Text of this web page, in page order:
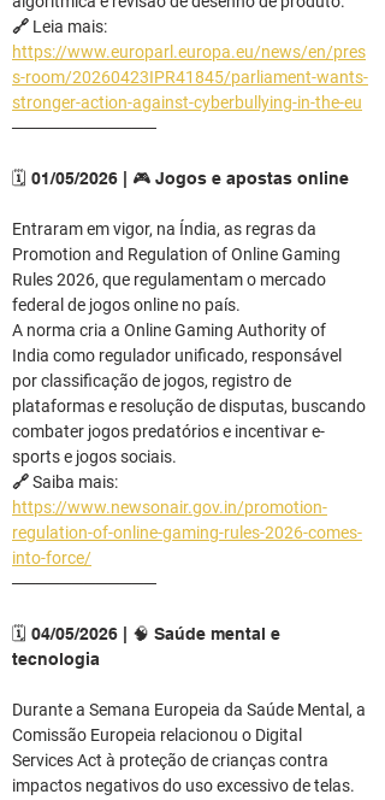
🔗 Leia mais:
https://www.europarl.europa.eu/news/en/pres
s-room/20260423IPR41845/parliament-wants-
stronger-action-against-cyberbullying-in-the-eu
────────────
🗓️ 01/05/2026 | 🎮 Jogos e apostas online
Entraram em vigor, na Índia, as regras da
Promotion and Regulation of Online Gaming
Rules 2026, que regulamentam o mercado
federal de jogos online no país.
A norma cria a Online Gaming Authority of
India como regulador unificado, responsável
por classificação de jogos, registro de
plataformas e resolução de disputas, buscando
combater jogos predatórios e incentivar e-
sports e jogos sociais.
🔗 Saiba mais:
https://www.newsonair.gov.in/promotion-
regulation-of-online-gaming-rules-2026-comes-
into-force/
────────────
🗓️ 04/05/2026 | 🧠 Saúde mental e
tecnologia
Durante a Semana Europeia da Saúde Mental, a
Comissão Europeia relacionou o Digital
Services Act à proteção de crianças contra
impactos negativos do uso excessivo de telas.